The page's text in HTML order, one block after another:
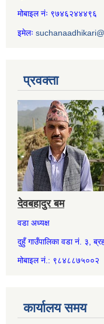
मोबाइल नंः ९७४६२४४४९६
इमेलः
प्रवक्ता
देवबहादुर बम
वडा अध्यक्ष
दुहुँ गाउँपालिका वडा नं. ३,
मोबाइल नं.: ९८४८८७५००२
कार्यालय समय